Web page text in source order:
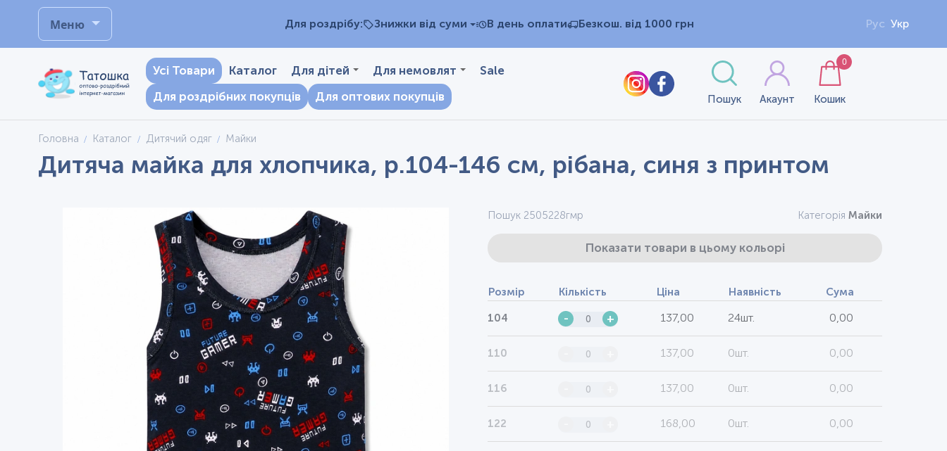
Меню Для роздрібу: Знижки від суми В день оплати Безкош. від 1000 грн Рус Укр
Усі Товари Каталог Для дітей Для немовлят
Sale
Для роздрібних покупців
Для оптових покупців Пошук Акаунт Кошик
0
Головна Каталог Дитячий одяг Майки
Дитяча майка для хлопчика, р.104-146 см, рібана, синя з принтом
Пошук 2505228гмр Категорія Майки
Показати товари в цьому кольорі
Розмір Кількість Ціна Наявність Сума
104 - + 137,00 24шт. 0,00
110 137,00 0шт. 0,00
116 137,00 0шт. 0,00
122 168,00 0шт. 0,00